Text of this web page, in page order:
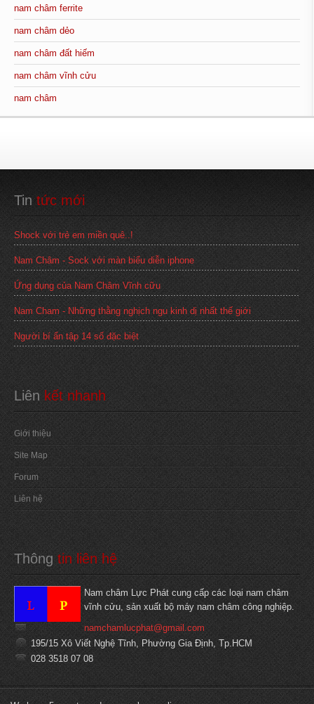
nam châm ferrite
nam châm dẻo
nam châm đất hiếm
nam châm vĩnh cửu
nam châm
Tin tức mới
Shock với trẻ em miền quê..!
Nam Châm - Sock với màn biểu diễn iphone
Ứng dụng của Nam Châm Vĩnh cữu
Nam Cham - Những thằng nghịch ngu kinh dị nhất thế giới
Người bí ẩn tập 14 số đặc biệt
Liên kết nhanh
Giới thiệu
Site Map
Forum
Liên hệ
Thông tin liên hệ
Nam châm Lực Phát cung cấp các loại nam châm
vĩnh cửu, sản xuất bộ máy nam châm công nghiệp.
namchamlucphat@gmail.com
195/15 Xô Viết Nghệ Tĩnh, Phường Gia Định, Tp.HCM
028 3518 07 08